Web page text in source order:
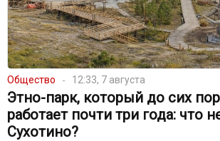
Общество 12:33, 7 августа
Этно-парк, который до сих
работает почти три года: что
Сухотино?